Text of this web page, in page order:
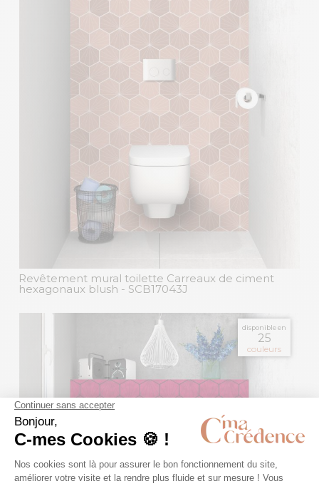
Revêtement mural toilette Carreaux de ciment
hexagonaux blush - SCB17043J
disponible en
25
couleurs